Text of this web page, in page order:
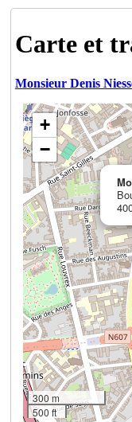
Carte et
Monsieur Denis
+
−
300 m
500 ft